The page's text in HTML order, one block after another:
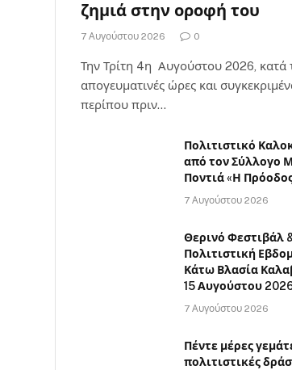
ζημιά στην οροφή του
7 Αυγούστου 2026 0
Την Τρίτη 4η Αυγούστου 2026, κατά
απογευματινές ώρες και
περίπου πριν…
Πολιτιστικό
από τον Σύλλογο
Ποντιά «Η
7 Αυγούστου 2026
Θερινό Φεστιβάλ
Πολιτιστική
Κάτω Βλασία
15 Αυγούστου
7 Αυγούστου 2026
Πέντε μέρες
πολιτιστικές